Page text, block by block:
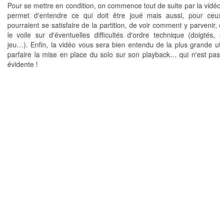
Pour se mettre en condition, on commence tout de suite par la
permet d'entendre ce qui doit être joué mais aussi, pour
pourraient se satisfaire de la partition, de voir comment y parvenir,
le voile sur d'éventuelles difficultés d'ordre technique (doigtés,
jeu…). Enfin, la vidéo vous sera bien entendu de la plus grande
parfaire la mise en place du solo sur son playback… qui n'est
évidente !